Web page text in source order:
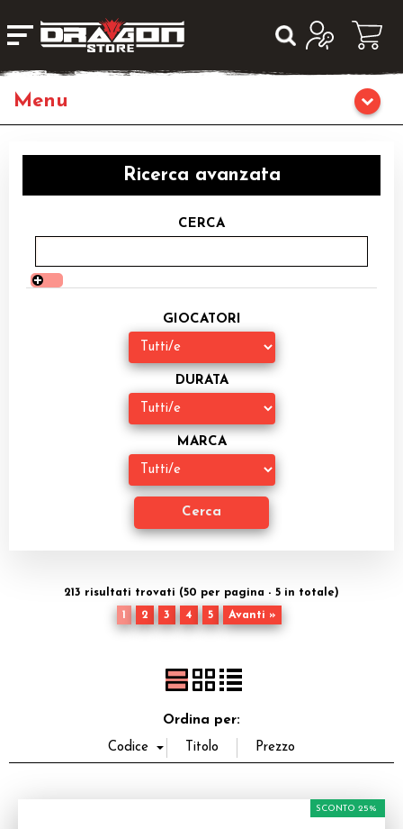
Giochi di Ruolo
Librigame
Editoria
Giochi di Carte Collezionabili
Ricerca avanzata
CERCA
GIOCATORI
DURATA
MARCA
213 risultati trovati (50 per pagina - 5 in totale)
1
2 3 4 5 Avanti »
Ordina per:
SCONTO 25%